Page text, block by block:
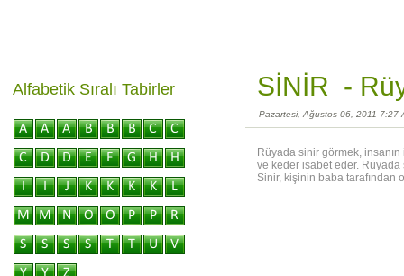
SİNİR -
Pazartesi, Ağustos 06, 2011 7:27
Rüyada sinir görmek,
ve keder isabet eder. Rüyada
Sinir, kişinin baba tarafından
Alfabetik Sıralı Tabirler